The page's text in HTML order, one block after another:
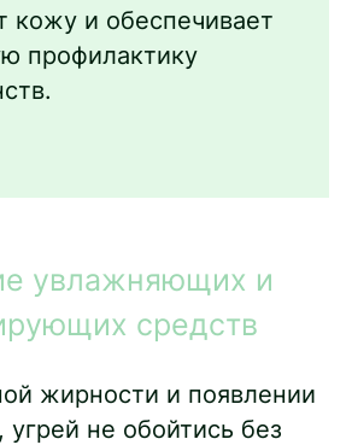
кожу и обеспечивает
профилактику
увлажняющих и
средств
жирности и появлении
угрей не обойтись без